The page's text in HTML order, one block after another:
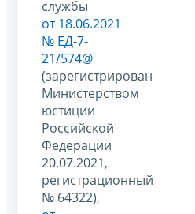
службы
от 18.06.2021
№ ЕД-7-
21/574@
(зарегистрирован
Министерством
юстиции
Российской
Федерации
20.07.2021,
регистрационный
№ 64322),